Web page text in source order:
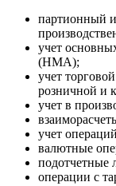
партионный и
учет
(НМА);
учет
розничной и
учет в
учет
валютные
подотчетные
операции с